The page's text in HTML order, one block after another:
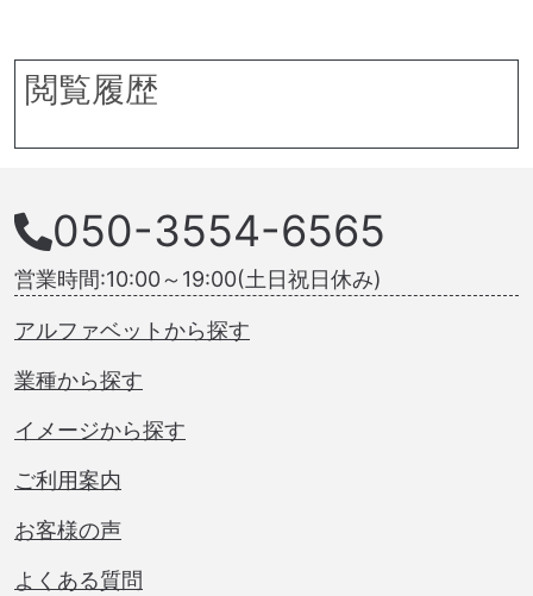
閲覧履歴
050-3554-6565
営業時間:10:00～19:00(土日祝日休み)
アルファベットから探す
業種から探す
イメージから探す
ご利用案内
お客様の声
よくある質問